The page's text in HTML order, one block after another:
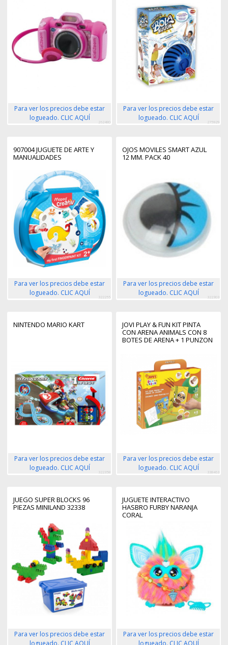
Para ver los precios debe estar
logueado. CLIC AQUÍ
262480
Para ver los precios debe estar
logueado. CLIC AQUÍ
275929
907004 JUGUETE DE ARTE Y
MANUALIDADES
Para ver los precios debe estar
logueado. CLIC AQUÍ
322255
OJOS MOVILES SMART AZUL
12 MM. PACK 40
Para ver los precios debe estar
logueado. CLIC AQUÍ
322303
NINTENDO MARIO KART
Para ver los precios debe estar
logueado. CLIC AQUÍ
322358
JOVI PLAY & FUN KIT PINTA
CON ARENA ANIMALS CON 8
BOTES DE ARENA + 1 PUNZON
COLORES SURTIDOS
Para ver los precios debe estar
logueado. CLIC AQUÍ
338463
JUEGO SUPER BLOCKS 96
PIEZAS MINILAND 32338
Para ver los precios debe estar
logueado. CLIC AQUÍ
JUGUETE INTERACTIVO
HASBRO FURBY NARANJA
CORAL
Para ver los precios debe estar
logueado. CLIC AQUÍ